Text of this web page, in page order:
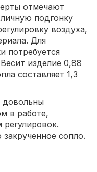
отмечают
подгонку
воздуха,
Для
потребуется
изделие 0,88
составляет 1,3
довольны
в работе,
сопло.